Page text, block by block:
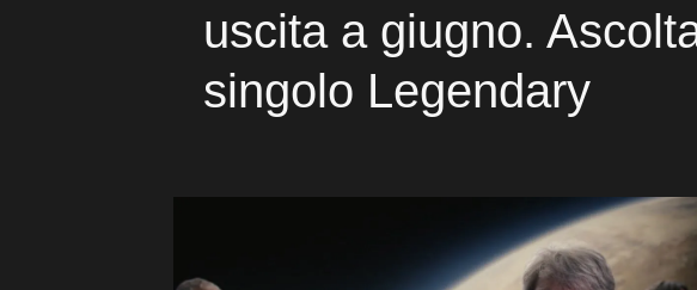
uscita a giugno.
singolo Legendary